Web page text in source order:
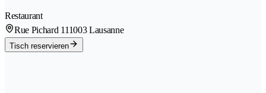
Restaurant
Rue Pichard 111003 Lausanne
Tisch reservieren